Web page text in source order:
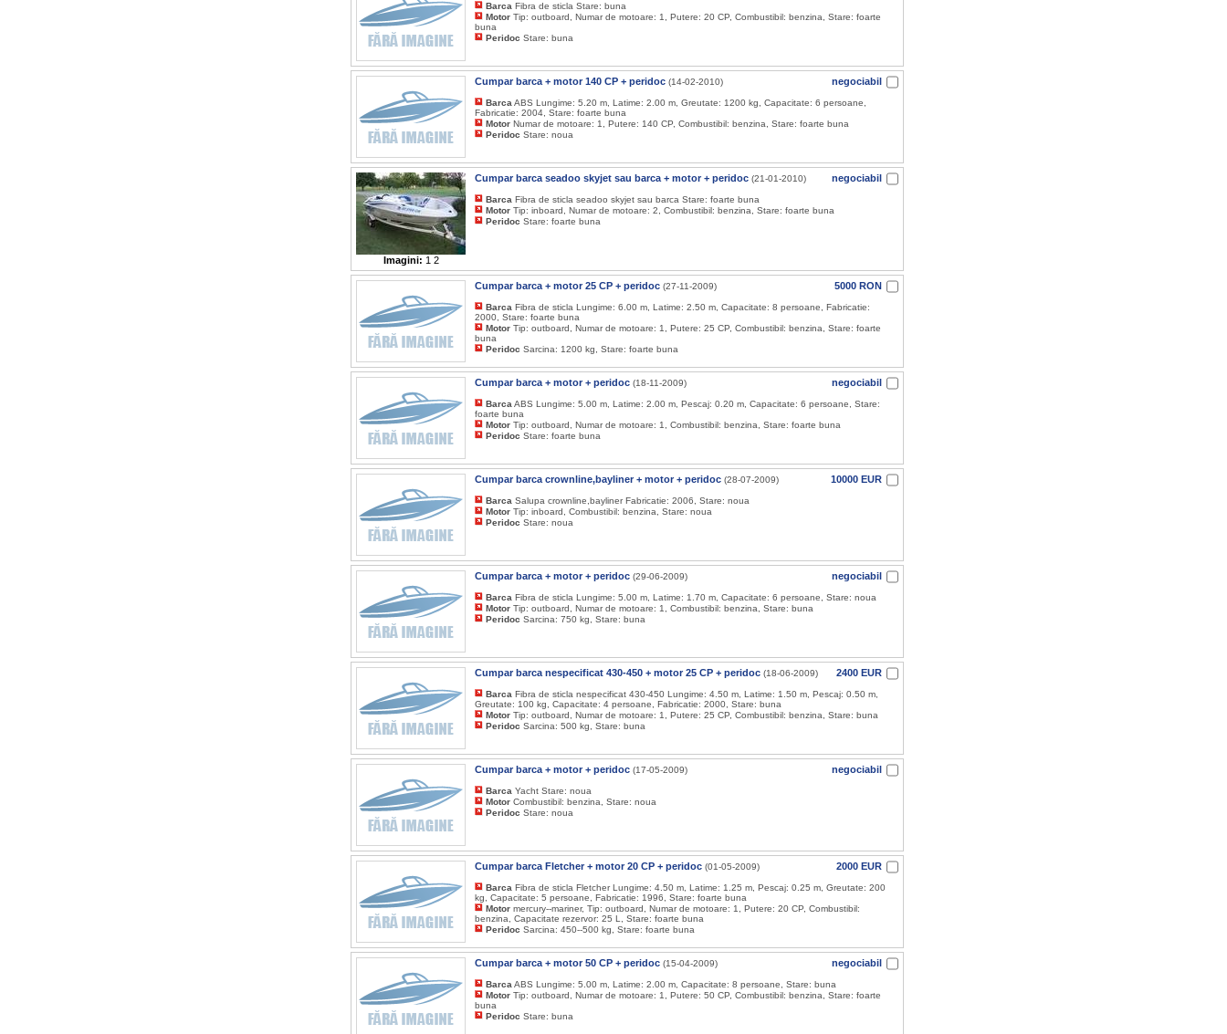
Barca Fibra de sticla Stare: buna
Motor Tip: outboard, Numar de motoare: 1, Putere: 20 CP, Combustibil: benzina, Stare: foarte
buna
Peridoc Stare: buna
Cumpar barca + motor 140 CP + peridoc (14-02-2010) negociabil
Barca ABS Lungime: 5.20 m, Latime: 2.00 m, Greutate: 1200 kg, Capacitate: 6 persoane,
Fabricatie: 2004, Stare: foarte buna
Motor Numar de motoare: 1, Putere: 140 CP, Combustibil: benzina, Stare: foarte buna
Peridoc Stare: noua
Imagini: 1 2
Cumpar barca seadoo skyjet sau barca + motor + peridoc (21-01-2010) negociabil
Barca Fibra de sticla seadoo skyjet sau barca Stare: foarte buna
Motor Tip: inboard, Numar de motoare: 2, Combustibil: benzina, Stare: foarte buna
Peridoc Stare: foarte buna
Cumpar barca + motor 25 CP + peridoc (27-11-2009) 5000 RON
Barca Fibra de sticla Lungime: 6.00 m, Latime: 2.50 m, Capacitate: 8 persoane, Fabricatie:
2000, Stare: foarte buna
Motor Tip: outboard, Numar de motoare: 1, Putere: 25 CP, Combustibil: benzina, Stare: foarte
buna
Peridoc Sarcina: 1200 kg, Stare: foarte buna
Cumpar barca + motor + peridoc (18-11-2009) negociabil
Barca ABS Lungime: 5.00 m, Latime: 2.00 m, Pescaj: 0.20 m, Capacitate: 6 persoane, Stare:
foarte buna
Motor Tip: outboard, Numar de motoare: 1, Combustibil: benzina, Stare: foarte buna
Peridoc Stare: foarte buna
Cumpar barca crownline,bayliner + motor + peridoc (28-07-2009) 10000 EUR
Barca Salupa crownline,bayliner Fabricatie: 2006, Stare: noua
Motor Tip: inboard, Combustibil: benzina, Stare: noua
Peridoc Stare: noua
Cumpar barca + motor + peridoc (29-06-2009) negociabil
Barca Fibra de sticla Lungime: 5.00 m, Latime: 1.70 m, Capacitate: 6 persoane, Stare: noua
Motor Tip: outboard, Numar de motoare: 1, Combustibil: benzina, Stare: buna
Peridoc Sarcina: 750 kg, Stare: buna
Cumpar barca nespecificat 430-450 + motor 25 CP + peridoc (18-06-2009) 2400 EUR
Barca Fibra de sticla nespecificat 430-450 Lungime: 4.50 m, Latime: 1.50 m, Pescaj: 0.50 m,
Greutate: 100 kg, Capacitate: 4 persoane, Fabricatie: 2000, Stare: buna
Motor Tip: outboard, Numar de motoare: 1, Putere: 25 CP, Combustibil: benzina, Stare: buna
Peridoc Sarcina: 500 kg, Stare: buna
Cumpar barca + motor + peridoc (17-05-2009) negociabil
Barca Yacht Stare: noua
Motor Combustibil: benzina, Stare: noua
Peridoc Stare: noua
Cumpar barca Fletcher + motor 20 CP + peridoc (01-05-2009) 2000 EUR
Barca Fibra de sticla Fletcher Lungime: 4.50 m, Latime: 1.25 m, Pescaj: 0.25 m, Greutate: 200
kg, Capacitate: 5 persoane, Fabricatie: 1996, Stare: foarte buna
Motor mercury--mariner, Tip: outboard, Numar de motoare: 1, Putere: 20 CP, Combustibil:
benzina, Capacitate rezervor: 25 L, Stare: foarte buna
Peridoc Sarcina: 450--500 kg, Stare: foarte buna
Cumpar barca + motor 50 CP + peridoc (15-04-2009) negociabil
Barca ABS Lungime: 5.00 m, Latime: 2.00 m, Capacitate: 8 persoane, Stare: buna
Motor Tip: outboard, Numar de motoare: 1, Putere: 50 CP, Combustibil: benzina, Stare: foarte
buna
Peridoc Stare: buna